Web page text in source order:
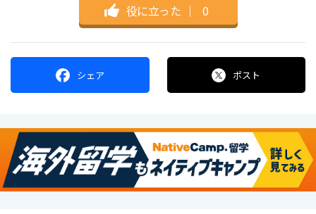
役に立った ｜ 0
シェア ポスト